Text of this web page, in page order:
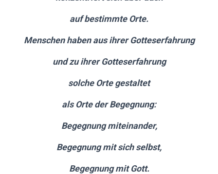
auf bestimmte Orte.
Menschen haben aus ihrer Gotteserfahrung
und zu ihrer Gotteserfahrung
solche Orte gestaltet
als Orte der Begegnung:
Begegnung miteinander,
Begegnung mit sich selbst,
Begegnung mit Gott.